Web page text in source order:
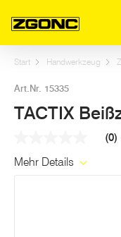
Start Handwerkzeug
Art.Nr. 15335
TACTIX
Link
(0)
Mehr Details